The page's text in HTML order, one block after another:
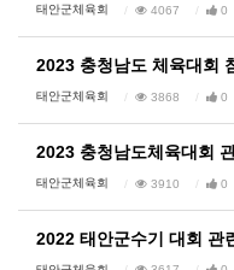
태안군체육회 4067 0
2023 충청남도 체육대회
태안군체육회 3868 0
2023 충청남도체육대회
태안군체육회 3910 0
2022 태안군수기 대회 관